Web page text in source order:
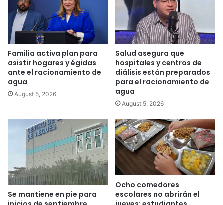
latinoamericana
Familia activa plan para
asistir hogares y égidas
ante el racionamiento de
agua
August 5, 2026
Salud asegura que
hospitales y centros de
diálisis están preparados
para el racionamiento de
agua
August 5, 2026
Se mantiene en pie para
Ocho comedores
escolares no abrirán el